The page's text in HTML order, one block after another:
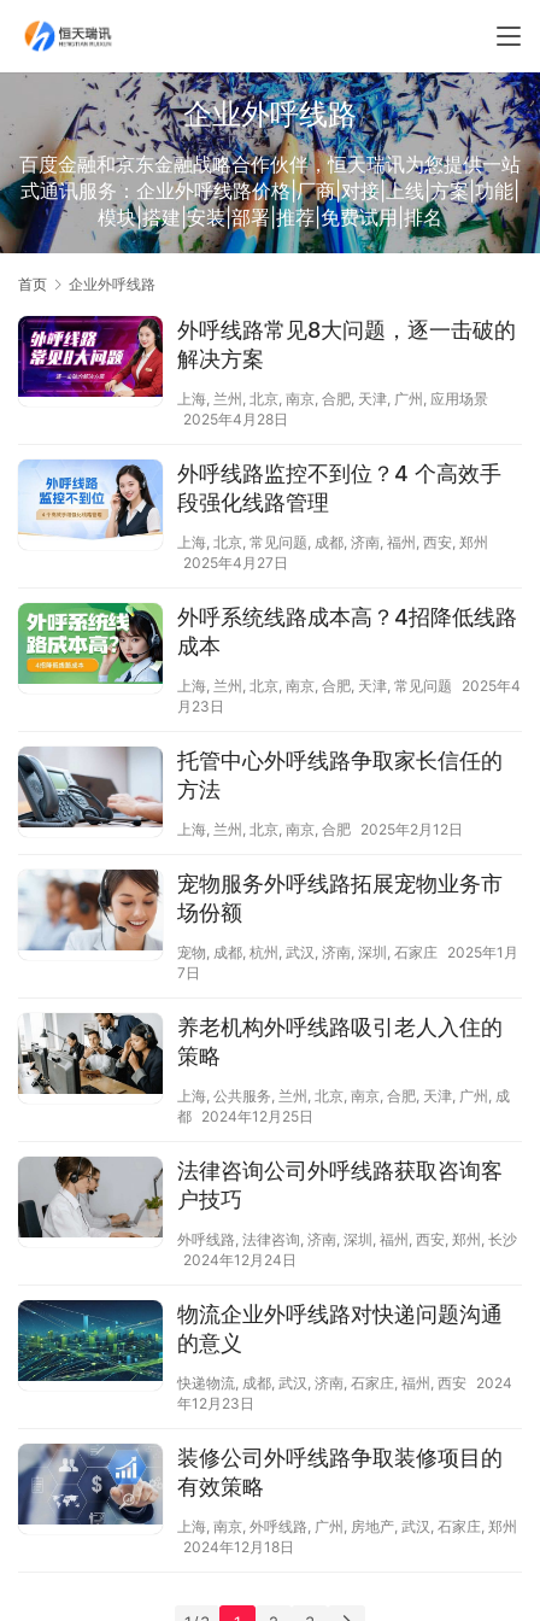
企业外呼线路
百度金融和京东金融战略合作伙伴，恒天瑞讯为您提供一站
式通讯服务：企业外呼线路价格|厂商|对接|上线|方案|功能|
模块|搭建|安装|部署|推荐|免费试用|排名
首页 企业外呼线路
外呼线路常见8大问题，逐一击破的
解决方案
上海, 兰州 , 北京, 南京, 合肥, 天津, 广州 , 应用场景
2025年4月28日
外呼线路监控不到位？4 个高效手
段强化线路管理​
上海, 北京, 常见问题, 成都, 济南, 福州 , 西安, 郑州
2025年4月27日
外呼系统线路成本高？4招降低线路
成本
上海, 兰州 , 北京, 南京, 合肥, 天津, 常见问题
2025年4
月23日
托管中心外呼线路争取家长信任的
方法
上海, 兰州 , 北京, 南京, 合肥 2025年2月12日
宠物服务外呼线路拓展宠物业务市
场份额
宠物, 成都, 杭州 , 武汉 , 济南, 深圳 , 石家庄 2025年1月
7日
养老机构外呼线路吸引老人入住的
策略
上海, 公共服务, 兰州 , 北京, 南京, 合肥, 天津, 广州 , 成
都 2024年12月25日
法律咨询公司外呼线路获取咨询客
户技巧
外呼线路, 法律咨询, 济南, 深圳 , 福州 , 西安, 郑州 , 长沙
2024年12月24日
物流企业外呼线路对快递问题沟通
的意义
快递物流, 成都, 武汉 , 济南, 石家庄, 福州 , 西安 2024
年12月23日
装修公司外呼线路争取装修项目的
有效策略
上海, 南京, 外呼线路, 广州 , 房地产, 武汉 , 石家庄, 郑州
2024年12月18日